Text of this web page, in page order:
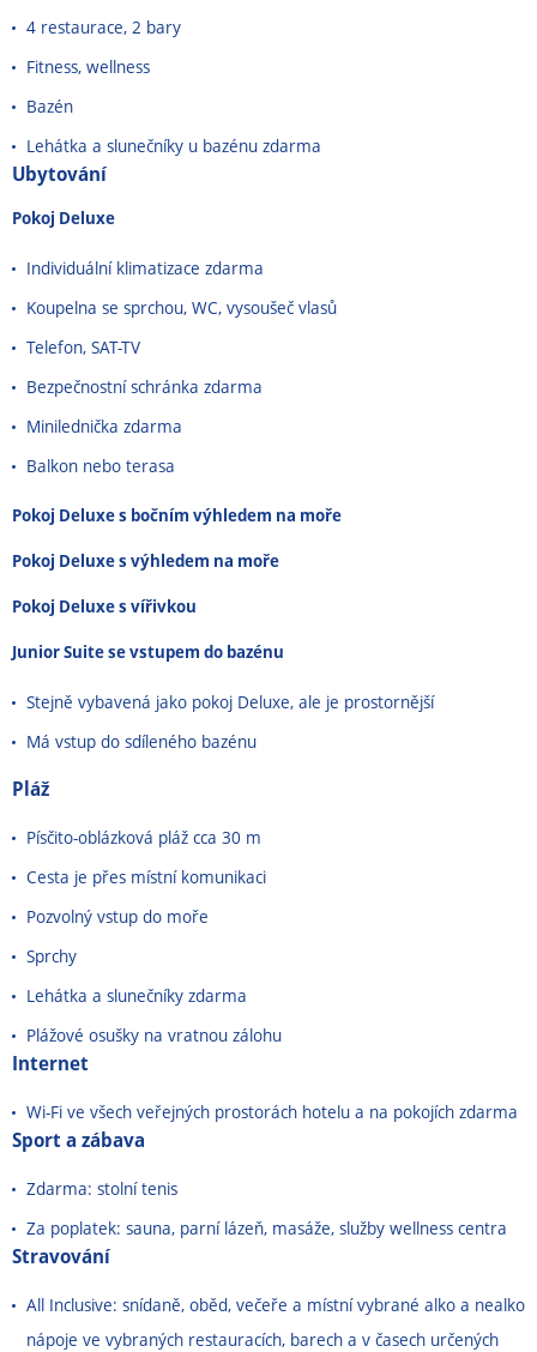
4 restaurace, 2 bary
Fitness, wellness
Bazén
Lehátka a slunečníky u bazénu zdarma
Ubytování
Pokoj Deluxe
Individuální klimatizace zdarma
Koupelna se sprchou, WC, vysoušeč vlasů
Telefon, SAT-TV
Bezpečnostní schránka zdarma
Minilednička zdarma
Balkon nebo terasa
Pokoj Deluxe s bočním výhledem na moře
Pokoj Deluxe s výhledem na moře
Pokoj Deluxe s vířivkou
Junior Suite se vstupem do bazénu
Stejně vybavená jako pokoj Deluxe, ale je prostornější
Má vstup do sdíleného bazénu
Pláž
Písčito-oblázková pláž cca 30 m
Cesta je přes místní komunikaci
Pozvolný vstup do moře
Sprchy
Lehátka a slunečníky zdarma
Plážové osušky na vratnou zálohu
Internet
Wi-Fi ve všech veřejných prostorách hotelu a na pokojích zdarma
Sport a zábava
Zdarma: stolní tenis
Za poplatek: sauna, parní lázeň, masáže, služby wellness centra
Stravování
All Inclusive: snídaně, oběd, večeře a místní vybrané alko a nealko
nápoje ve vybraných restauracích, barech a v časech určených